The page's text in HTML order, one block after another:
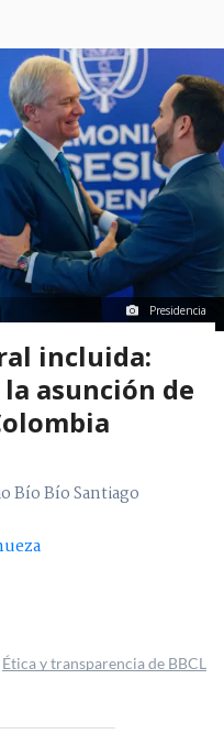
Presidencia
incluida:
asunción de
Bío Bío Santiago
Ética y transparencia de BBCL